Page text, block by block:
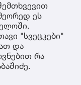
ეს
"სვეცკები"
და
რა